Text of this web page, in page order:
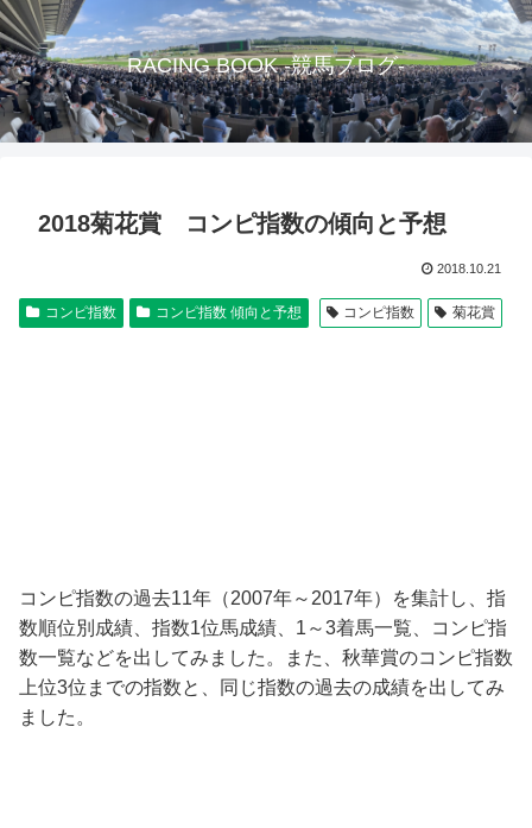
RACING BOOK -競馬ブログ-
2018菊花賞 コンピ指数の傾向と予想
2018.10.21
コンピ指数 コンピ指数 傾向と予想 コンピ指数 菊花賞
コンピ指数の過去11年（2007年～2017年）を集計し、指
数順位別成績、指数1位馬成績、1～3着馬一覧、コンピ指
数一覧などを出してみました。また、秋華賞のコンピ指数
上位3位までの指数と、同じ指数の過去の成績を出してみ
ました。